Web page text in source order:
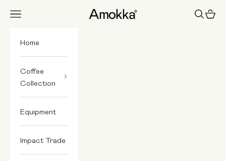
Amokka
Navigation menu Search
Cart
Home
Coffee
Collection
Equipment
Impact Trade